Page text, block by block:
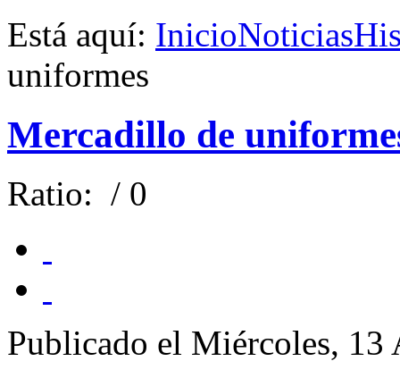
Está aquí: InicioNoticias
uniformes
Mercadillo de
Ratio: / 0
Publicado el Miércoles,